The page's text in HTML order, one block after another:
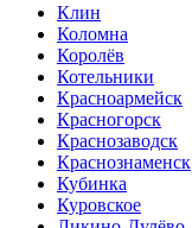
Клин
Коломна
Королёв
Котельники
Красноармейск
Красногорск
Краснозаводск
Краснознаменск
Кубинка
Куровское